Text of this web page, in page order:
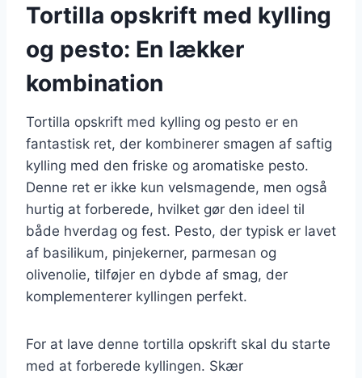
Tortilla opskrift med kylling
og pesto: En lækker
kombination
Tortilla opskrift med kylling og pesto er en
fantastisk ret, der kombinerer smagen af saftig
kylling med den friske og aromatiske pesto.
Denne ret er ikke kun velsmagende, men også
hurtig at forberede, hvilket gør den ideel til
både hverdag og fest. Pesto, der typisk er lavet
af basilikum, pinjekerner, parmesan og
olivenolie, tilføjer en dybde af smag, der
komplementerer kyllingen perfekt.
For at lave denne tortilla opskrift skal du starte
med at forberede kyllingen. Skær